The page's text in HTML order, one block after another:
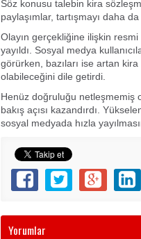
Söz konusu talebin kira
paylaşımlar, tartışmayı daha da
Olayın gerçekliğine ilişkin
yayıldı. Sosyal medya
görürken, bazıları ise artan
olabileceğini dile getirdi.
Henüz doğruluğu netleşmemiş
bakış açısı kazandırdı.
sosyal medyada hızla
Yorumlar